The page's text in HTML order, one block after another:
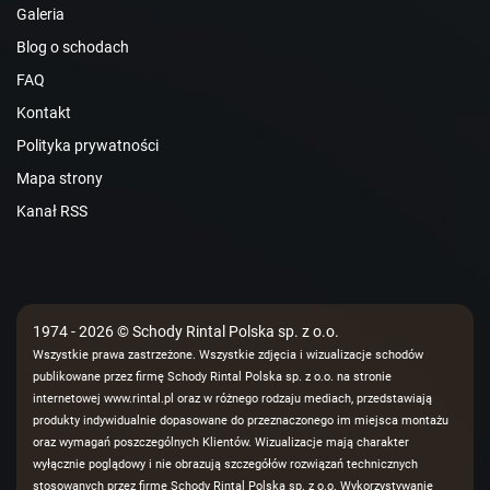
Galeria
Blog o schodach
FAQ
Kontakt
Polityka prywatności
Mapa strony
Kanał RSS
1974 - 2026 © Schody Rintal Polska sp. z o.o.
Wszystkie prawa zastrzeżone. Wszystkie zdjęcia i wizualizacje schodów
publikowane przez firmę Schody Rintal Polska sp. z o.o. na stronie
internetowej www.rintal.pl oraz w różnego rodzaju mediach, przedstawiają
produkty indywidualnie dopasowane do przeznaczonego im miejsca montażu
oraz wymagań poszczególnych Klientów. Wizualizacje mają charakter
wyłącznie poglądowy i nie obrazują szczegółów rozwiązań technicznych
stosowanych przez firmę Schody Rintal Polska sp. z o.o. Wykorzystywanie